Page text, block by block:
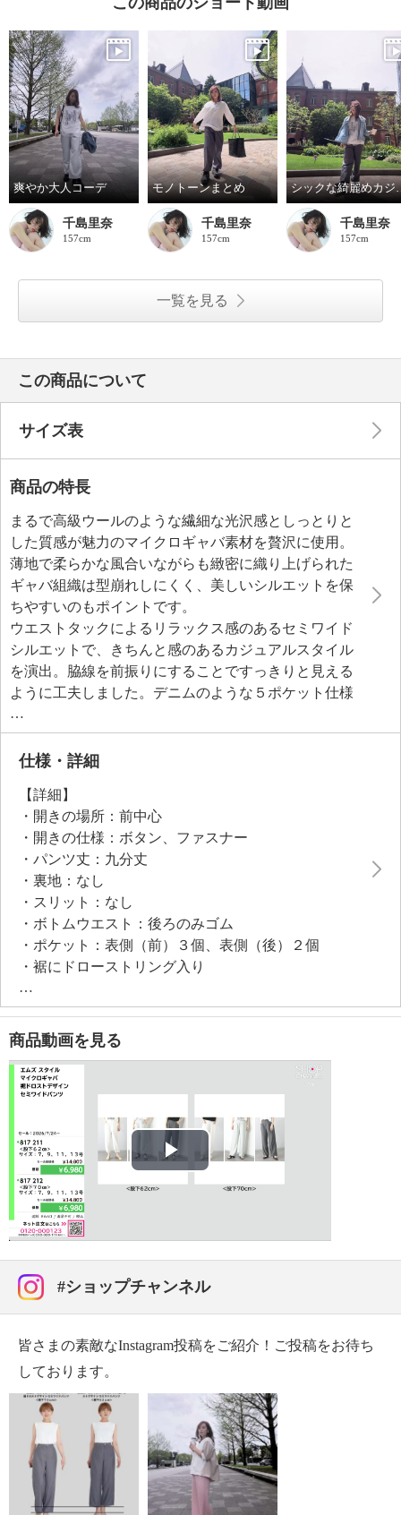
爽やか大人コーデ
千島里奈
157cm
モノトーンまとめ
千島里奈
157cm
シック
千島里奈
157cm
一覧を見る
この商品について
サイズ表
商品の特長
まるで高級ウールのような繊細な光沢感としっとりと
した質感が魅力のマイクロギャバ素材を贅沢に使用。
薄地で柔らかな風合いながらも緻密に織り上げられた
ギャバ組織は型崩れしにくく、美しいシルエットを保
ちやすいのもポイントです。
ウエストタックによるリラックス感のあるセミワイド
シルエットで、きちんと感のあるカジュアルスタイル
を演出。脇線を前振りにすることですっきりと見える
ように工夫しました。デニムのような５ポケット仕様
とリベットのアクセントがカジュアル感を添えます。
裾はドローストリングを配しており、シルエットの調
整が可能。後ろウエストをゴム仕様にしており、窮屈
●目安対応身長：１６０ｃｍ以下
仕様・詳細
【詳細】
・開きの場所：前中心
・開きの仕様：ボタン、ファスナー
・パンツ丈：九分丈
・裏地：なし
・スリット：なし
・ボトムウエスト：後ろのみゴム
・ポケット：表側（前）３個、表側（後）２個
・裾にドローストリング入り
・ホワイトのみ裏地（総裏）有り
【素材】
＜ホワイト、サックスグレー、チャコール杢＞ポリエ
ステル８０％、レーヨン２０％
・裏地：＜ホワイト＞ポリエステル１００％
【メンテナンス（絵表示ラベル）】
・洗濯機：可
・漂白処理：塩素系・酸素系漂白不可
・タンブル乾燥：不可
・自然乾燥：日陰の吊り干し
・アイロン仕上げ：可（中温）
・ドライクリーニング：石油系ドライクリーニング可
・ウエットクリーニング：可
・ネット使用
商品動画を見る
Play
#ショップチャンネル
皆さまの素敵なInstagram投稿をご紹介！ご投稿をお待ち
しております。